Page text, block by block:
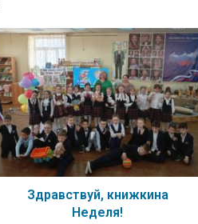
Здравствуй, книжкина
Неделя!